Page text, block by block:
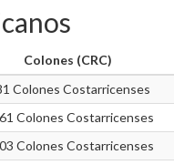
Colones (CRC)
Colones Costarricenses
Colones Costarricenses
Colones Costarricenses